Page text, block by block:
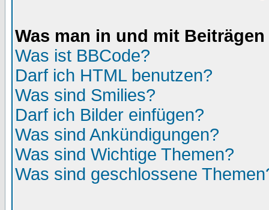
Was man in und mit
Was ist BBCode?
Darf ich HTML benutzen?
Was sind Smilies?
Darf ich Bilder einfügen?
Was sind Ankündigungen?
Was sind Wichtige Themen?
Was sind geschlossene